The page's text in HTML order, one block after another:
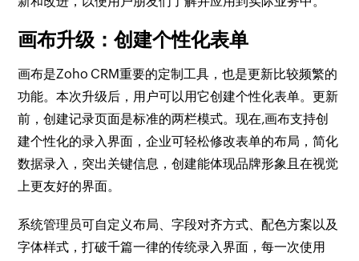
画布升级：创建个性化表单
画布是Zoho CRM重要的定制工具，也是更新比较频繁的
功能。本次升级后，用户可以用它创建个性化表单。更新
前，创建记录页面是标准的两栏模式。现在,画布支持创
建个性化的录入界面，企业可轻松修改表单的布局，简化
数据录入，突出关键信息，创建能体现品牌形象且在视觉
上更友好的界面。
系统管理员可自定义布局、字段对齐方式、配色方案以及
字体样式，打破千篇一律的传统录入界面，每一次使用